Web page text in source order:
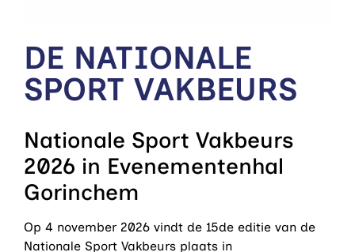
DE NATIONALE
SPORT VAKBEURS
Nationale Sport Vakbeurs
2026 in Evenementenhal
Gorinchem
Op 4 november 2026 vindt de 15de editie van de
Nationale Sport Vakbeurs plaats in